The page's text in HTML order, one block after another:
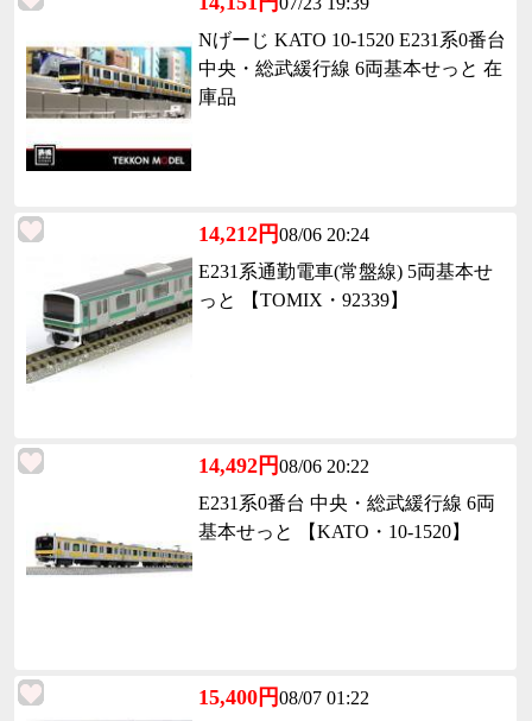
Nげーじ KATO 10-1520 E231系0番台
中央・総武緩行線 6両基本せっと 在
庫品
14,212円08/06 20:24
E231系通勤電車(常盤線) 5両基本せ
っと 【TOMIX・92339】
14,492円08/06 20:22
E231系0番台 中央・総武緩行線 6両
基本せっと 【KATO・10-1520】
15,400円08/07 01:22